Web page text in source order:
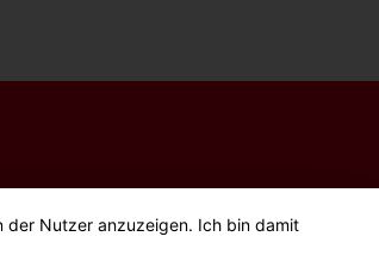
der Nutzer anzuzeigen. Ich bin damit